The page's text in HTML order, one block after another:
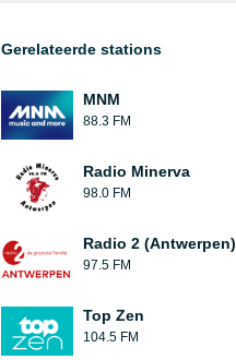
Gerelateerde stations
MNM
88.3 FM
Radio Minerva
98.0 FM
Radio 2 (Antwerpen)
97.5 FM
Top Zen
104.5 FM